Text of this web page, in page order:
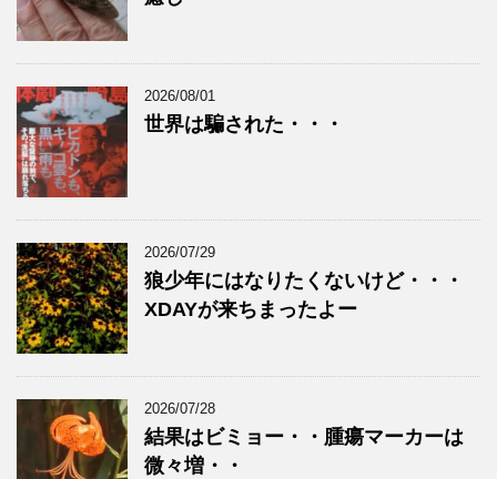
2026/08/01
世界は騙された・・・
2026/07/29
狼少年にはなりたくないけど・・・
XDAYが来ちまったよー
2026/07/28
結果はビミョー・・腫瘍マーカーは
微々増・・